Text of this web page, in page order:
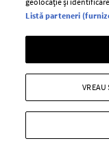
Andreea
pe care o
Listă parteneri
VREAU